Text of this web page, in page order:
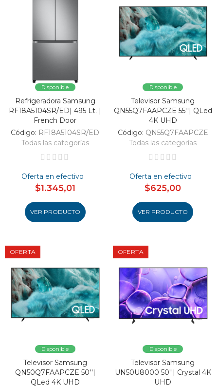
Disponible
Refrigeradora Samsung
RF18A5104SR/ED| 495 Lt. |
French Door
Código: RF18A5104SR/ED
Todas las categorías
Oferta en efectivo
$1.345,01
VER PRODUCTO
Disponible
Televisor Samsung
QN55Q7FAAPCZE 55''| QLed
4K UHD
Código: QN55Q7FAAPCZE
Todas las categorías
Oferta en efectivo
$625,00
VER PRODUCTO
OFERTA
Disponible
Televisor Samsung
QN50Q7FAAPCZE 50''|
QLed 4K UHD
OFERTA
Disponible
Televisor Samsung
UN50U8000 50''| Crystal 4K
UHD